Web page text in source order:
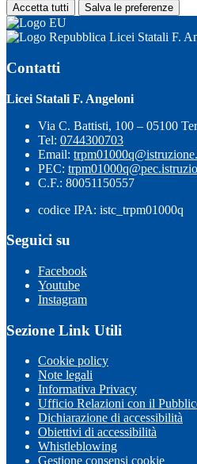
Accetta tutti Salva le preferenze
Licei Statali F.
Contatti
Licei Statali F. Angeloni
Via C. Battisti, 100 – 05100
Tel: 0744300703
Email:
PEC:
C.F.: 80051150557
codice IPA: istc_trpm01000q
Seguici su
Facebook
Youtube
Instagram
Sezione Link Utili
Cookie policy
Note legali
Informativa Privacy
Ufficio Relazioni con il
Dichiarazione di accessibilità
Obiettivi di accessibilità
Whistleblowing
Gestione consensi cookie